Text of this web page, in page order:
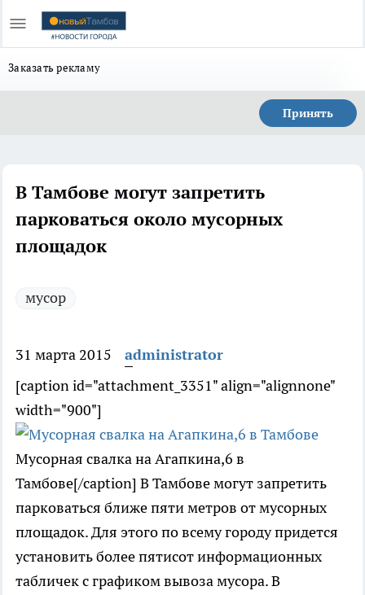
Заказать рекламу
Принять
В Тамбове могут запретить
парковаться около мусорных
площадок
мусор
31 марта 2015
administrator
[caption id="attachment_3351" align="alignnone"
width="900"]
Мусорная свалка на Агапкина,6 в
Тамбове[/caption] В Тамбове могут запретить
парковаться ближе пяти метров от мусорных
площадок. Для этого по всему городу придется
установить более пятисот информационных
табличек с графиком вывоза мусора. В